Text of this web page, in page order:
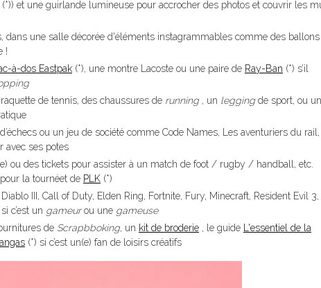
(*)) et une guirlande lumineuse pour accrocher des photos et couvrir les
dans une salle décorée d'éléments instagrammables comme des ballons
!
à-dos Eastpak (*), une montre Lacoste ou une paire de Ray-Ban (*) s’il
de tennis, des chaussures de running , un legging de sport, ou un
ou un jeu de société comme Code Names, Les aventuriers du rail,
avec ses potes
ou des tickets pour assister à un match de foot / rugby / handball, etc.
la tournéet de PLK (*)
III, Call of Duty, Elden Ring, Fortnite, Fury, Minecraft, Resident Evil 3,
c’est un gameurou une gameuse
de Scrapbboking, un kit de broderie , le guide
L'essentiel de la
(*) si c’est un(e) fan de loisirs créatifs